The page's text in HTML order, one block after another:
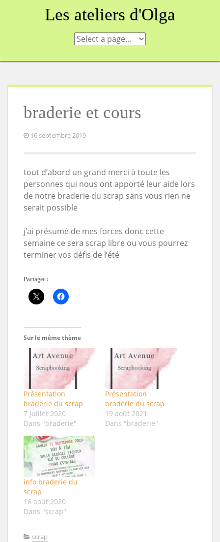
Les ateliers d'Olga
braderie et cours
16 septembre 2019
tout d’abord un grand merci à toute les
personnes qui nous ont apporté leur aide lors
de notre braderie du scrap sans vous rien ne
serait possible
j’ai présumé de mes forces donc cette
semaine ce sera scrap libre ou vous pourrez
terminer vos défis de l’été
Partager :
Sur le même thème
Présentation
braderie du scrap
7 juillet 2020
Dans "braderie"
Présentation
braderie du scrap
19 août 2021
Dans "braderie"
info braderie du
scrap
16 août 2020
Dans "scrap"
scrap